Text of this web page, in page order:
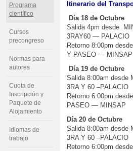
Itinerario del
Día 18 de Octubre
Salida 4pm desde
3RAY60 — PALACIO
Retorno 8:00pm
Y PASEO — MINSAP
Día 19 de Octubre
Salida 8:00am desde
3RA Y 60 –PALACIO
Retorno 6:00pm
PASEO — MINSAP
Día 20 de Octubre
Salida 8:00am desde
3RA Y 60 –PALACIO
Retorno 6:00pm
Programa
científico
Cursos
precongreso
Normas para
autores
Cuota de
Inscripción y
Paquete de
Alojamiento
Idiomas de
trabajo